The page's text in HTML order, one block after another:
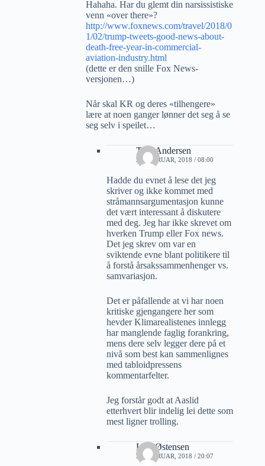
Hahaha. Har du glemt din narsissistiske
venn «over there»?
http://www.foxnews.com/travel/2018/0
1/02/trump-tweets-good-news-about-
death-free-year-in-commercial-
aviation-industry.html
(dette er den snille Fox News-
versjonen…)
Når skal KR og deres «tilhengere»
lære at noen ganger lønner det seg å se
seg selv i speilet…
Tore Andersen
23 FEBRUAR, 2018 / 08:00
Hadde du evnet å lese det jeg
skriver og ikke kommet med
stråmannsargumentasjon kunne
det vært interessant å diskutere
med deg. Jeg har ikke skrevet om
hverken Trump eller Fox news.
Det jeg skrev om var en
sviktende evne blant politikere til
å forstå årsakssammenhenger vs.
samvariasjon.
Det er påfallende at vi har noen
kritiske gjengangere her som
hevder Klimarealistenes innlegg
har manglende faglig forankring,
mens dere selv legger dere på et
nivå som best kan sammenlignes
med tabloidpressens
kommentarfelter.
Jeg forstår godt at Aaslid
etterhvert blir indelig lei dette som
mest ligner trolling.
Lars Østensen
23 FEBRUAR, 2018 / 20:07